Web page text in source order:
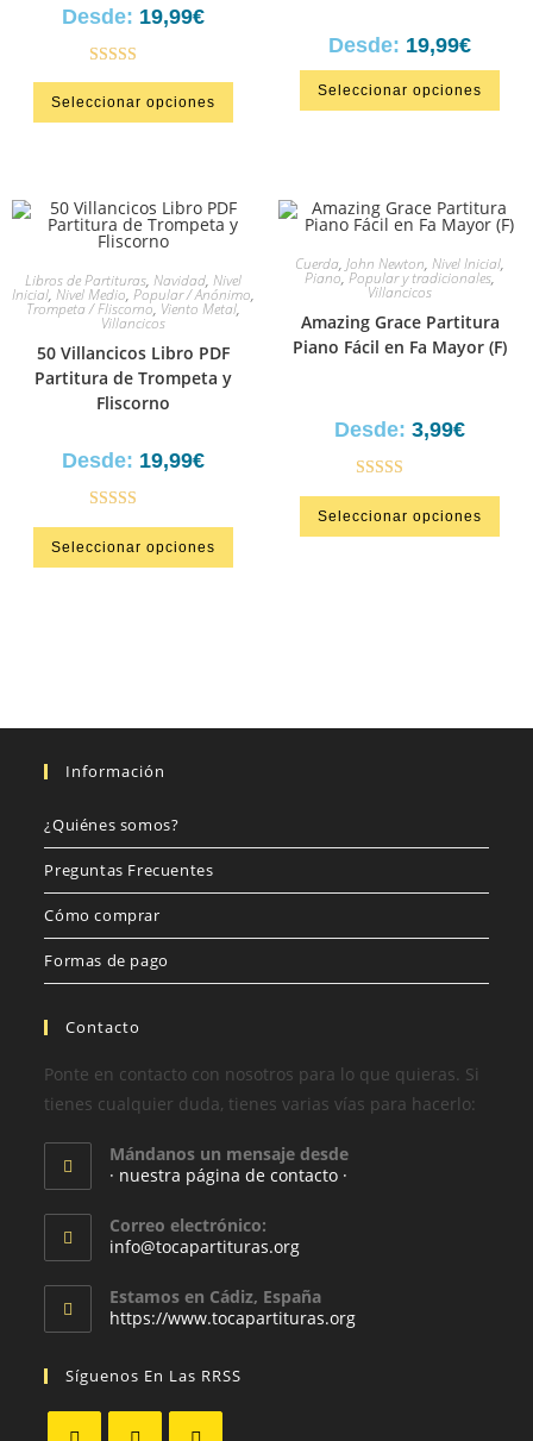
Desde: 19,99€
Valorado
en4.33 de
Seleccionar opciones
Desde: 19,99€
Seleccionar opciones
Libros de Partituras, Navidad, Nivel
Inicial, Nivel Medio, Popular / Anónimo,
Trompeta / Fliscorno, Viento Metal,
Villancicos
50 Villancicos Libro PDF
Partitura de Trompeta y
Fliscorno
Desde: 19,99€
Valorad
o en
Seleccionar opciones
Cuerda, John Newton, Nivel Inicial,
Piano,Popular y tradicionales,
Villancicos
Amazing Grace Partitura
Piano Fácil en Fa Mayor (F)
Desde: 3,99€
Valorado en
5.00de 5
Seleccionar opciones
Información
¿Quiénes somos?
Preguntas Frecuentes
Cómo comprar
Formas de pago
Contacto
Ponte en contacto con nosotros para lo que quieras. Si
tienes cualquier duda, tienes varias vías para hacerlo:
Mándanos un mensaje desde
· nuestra página de contacto ·
Correo electrónico:
info@tocapartituras.org
Estamos en Cádiz, España
https://www.tocapartituras.org
Síguenos En Las RRSS